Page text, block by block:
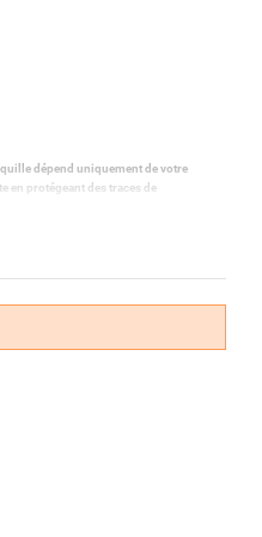
dépend uniquement de votre
en protégeant des traces de
d’être fermées à clé
peut également se débloquer de